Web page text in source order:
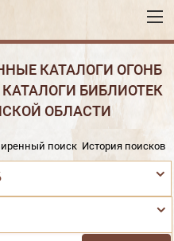
КАТАЛОГИ ОГОНБ
БИБЛИОТЕК
ОБЛАСТИ
поиск История поисков